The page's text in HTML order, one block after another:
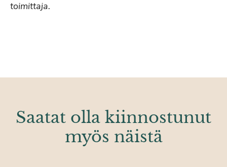
toimittaja.
Saatat olla kiinnostunut
myös näistä